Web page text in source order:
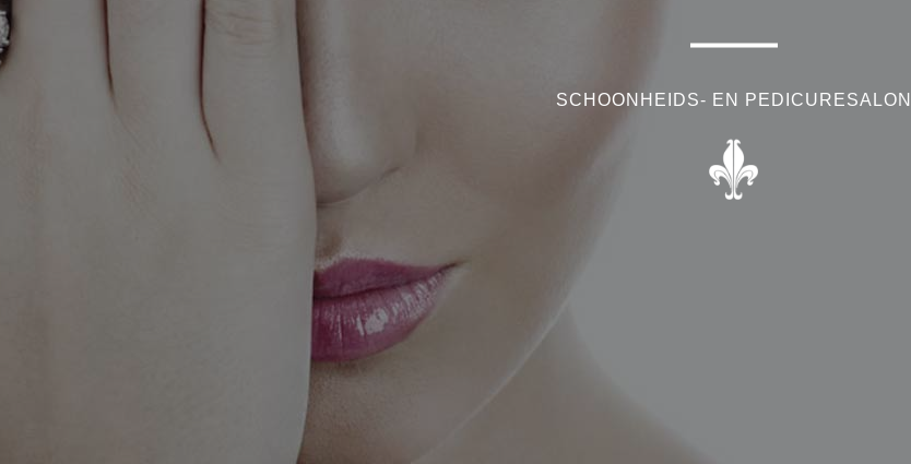
SCHOONHEIDS- EN PEDICURESALON